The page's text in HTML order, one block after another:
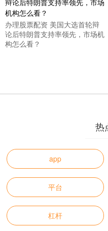
办理股票配资 美国大选首轮辩
论后特朗普支持率领先，市场机
构怎么看？
热
app
平台
杠杆